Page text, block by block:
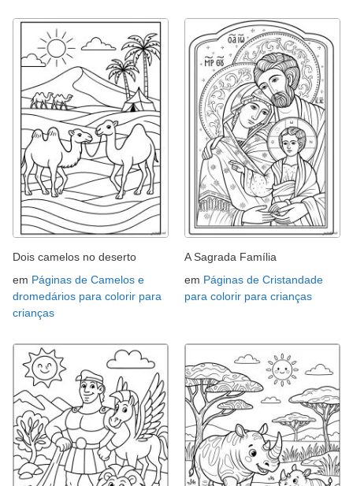
Dois camelos no deserto
em Páginas de Camelos e
dromedários para colorir para
crianças
A Sagrada Família
em Páginas de Cristandade
para colorir para crianças